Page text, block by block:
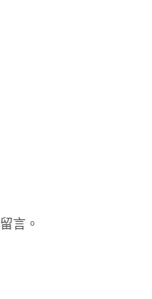
言。